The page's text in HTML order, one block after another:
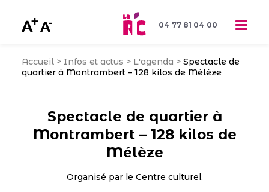
04 77 81 04 00
Accueil> Infos et actus > L'agenda > Spectacle de
quartier à Montrambert – 128 kilos de Mélèze
Spectacle de quartier à
Montrambert – 128 kilos de
Mélèze
Organisé par le Centre culturel.